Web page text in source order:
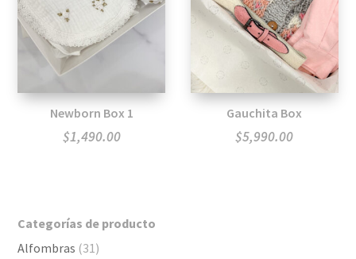
Newborn Box 1
$1,490.00
Gauchita Box
$5,990.00
Categorías de producto
Alfombras (31)